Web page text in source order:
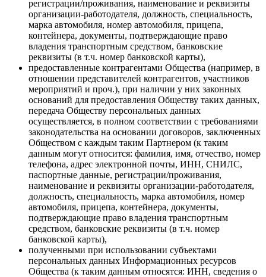
регистрации/проживания, наименование и реквизиты
организации-работодателя, должность, специальность,
марка автомобиля, номер автомобиля, прицепа,
контейнера, документы, подтверждающие право
владения транспортным средством, банковские
реквизиты (в т.ч. номер банковской карты),
предоставленные контрагентами Общества (например, в
отношении представителей контрагентов, участников
мероприятий и проч.), при наличии у них законных
оснований для предоставления Обществу таких данных,
передача Обществу персональных данных
осуществляется, в полном соответствии с требованиями
законодательства на основании договоров, заключенных
Обществом с каждым таким Партнером (к таким
данным могут относится: фамилия, имя, отчество, номер
телефона, адрес электронной почты, ИНН, СНИЛС,
паспортные данные, регистрации/проживания,
наименование и реквизиты организации-работодателя,
должность, специальность, марка автомобиля, номер
автомобиля, прицепа, контейнера, документы,
подтверждающие право владения транспортным
средством, банковские реквизиты (в т.ч. номер
банковской карты),
полученными при использовании субъектами
персональных данных Информационных ресурсов
Общества (к таким данным относятся: ИНН, сведения о